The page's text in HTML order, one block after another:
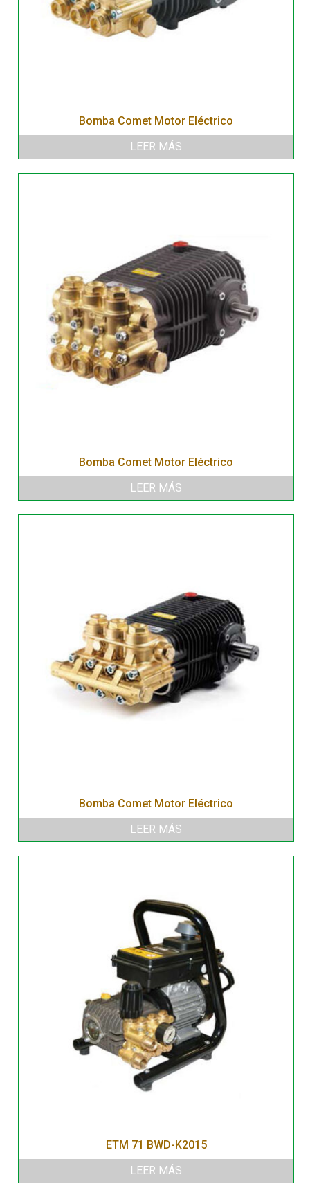
Bomba Comet Motor Eléctrico
LEER MÁS
Bomba Comet Motor Eléctrico
LEER MÁS
Bomba Comet Motor Eléctrico
LEER MÁS
ETM 71 BWD-K2015
LEER MÁS